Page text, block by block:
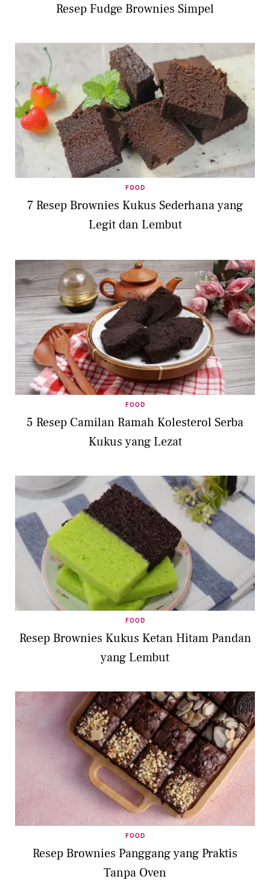
Resep Fudge Brownies Simpel
FOOD
7 Resep Brownies Kukus Sederhana yang
Legit dan Lembut
FOOD
5 Resep Camilan Ramah Kolesterol Serba
Kukus yang Lezat
FOOD
Resep Brownies Kukus Ketan Hitam Pandan
yang Lembut
FOOD
Resep Brownies Panggang yang Praktis
Tanpa Oven